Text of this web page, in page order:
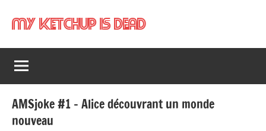
My Ketchup Is Dead
AMSjoke #1 – Alice découvrant un monde
nouveau